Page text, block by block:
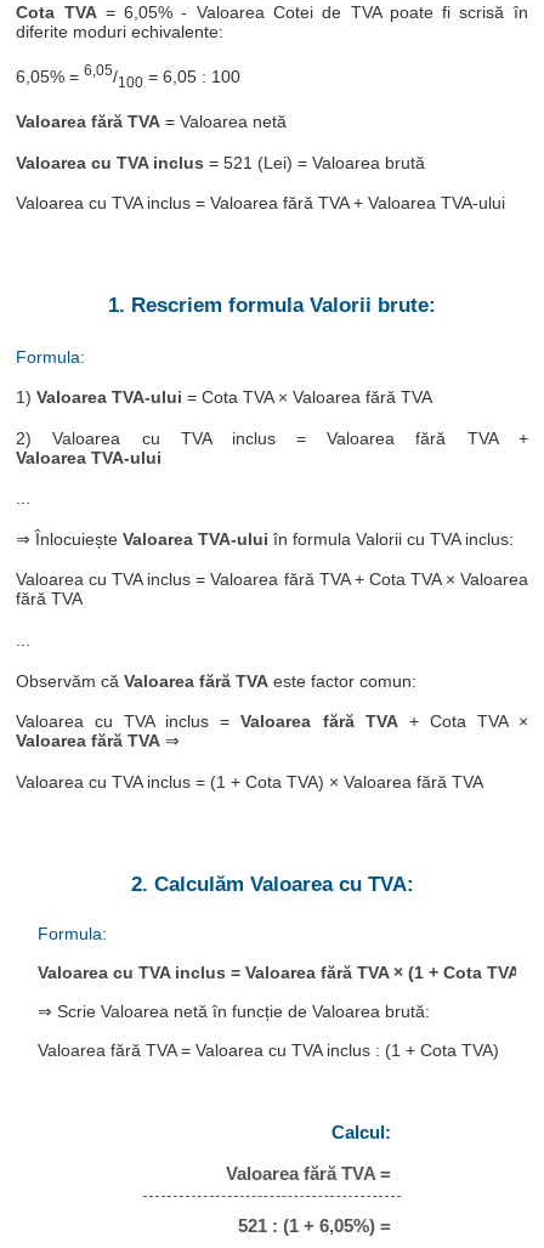
Cota TVA= 6,05% - Valoarea Cotei de TVA poate fi scrisă în
diferite moduri echivalente:
6,05% =6,05/100 = 6,05 : 100
Valoarea fără TVA = Valoarea netă
Valoarea cu TVA inclus = 521 (Lei) = Valoarea brută
Valoarea cu TVA inclus = Valoarea fără TVA + Valoarea TVA-ului
1. Rescriem formula Valorii brute:
Formula:
1)Valoarea TVA-ului = Cota TVA × Valoarea fără TVA
2) Valoarea cu TVA inclus = Valoarea fără TVA +
Valoarea TVA-ului
...
⇒ ÎnlocuieșteValoarea TVA-ului în formula Valorii cu TVA inclus:
Valoarea cu TVA inclus = Valoarea fără TVA + Cota TVA × Valoarea
fără TVA
Observăm căValoarea fără TVA este factor comun:
Valoarea cu TVA inclus =Valoarea fără TVA+ Cota TVA ×
Valoarea fără TVA ⇒
Valoarea cu TVA inclus = (1 + Cota TVA) × Valoarea fără TVA
2. Calculăm Valoarea cu TVA:
Formula:
Valoarea cu TVA inclus = Valoarea fără TVA × (1 + Cota TVA)
⇒ Scrie Valoarea netă în funcție de Valoarea brută:
Valoarea fără TVA = Valoarea cu TVA inclus : (1 + Cota TVA)
Calcul:
Valoarea fără TVA =
521 : (1 + 6,05%) =